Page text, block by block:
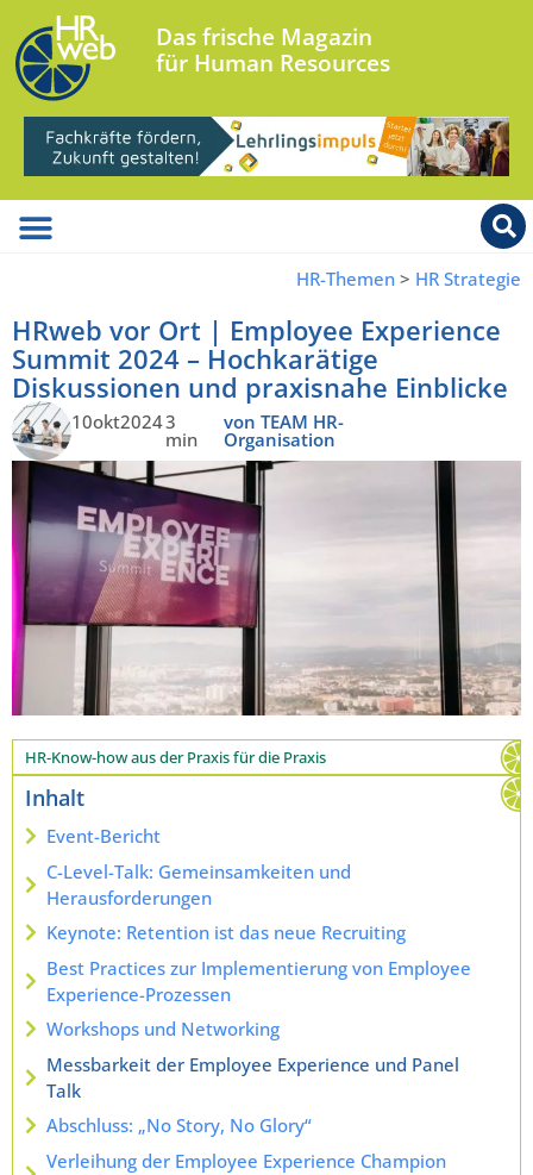
Das frische Magazin
für Human Resources
HR-Themen > HR Strategie
HRweb vor Ort | Employee Experience
Summit 2024 – Hochkarätige
Diskussionen und praxisnahe Einblicke
10okt20243
min
von TEAM HR-
Organisation
HR-Know-how aus der Praxis für die Praxis
Inhalt
Event-Bericht
C-Level-Talk: Gemeinsamkeiten und
Herausforderungen
Keynote: Retention ist das neue Recruiting
Best Practices zur Implementierung von Employee
Experience-Prozessen
Workshops und Networking
Messbarkeit der Employee Experience und Panel
Talk
Abschluss: „No Story, No Glory“
Verleihung der Employee Experience Champion